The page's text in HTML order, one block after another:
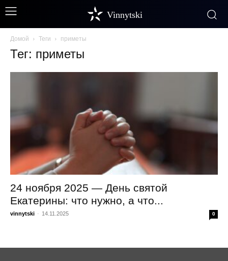
Vinnytski
Домой Теги приметы
Тег: приметы
24 ноября 2025 — День святой
Екатерины: что нужно, а что...
vinnytski - 14.11.2025 0